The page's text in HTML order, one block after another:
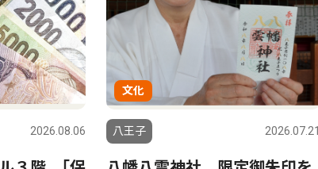
2026.08.06
文化
八王子 2026.07.21